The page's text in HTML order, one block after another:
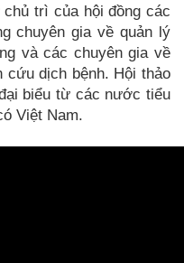
trì của hội đồng các
chuyên gia về quản lý
và các chuyên gia về
cứu dịch bệnh. Hội thảo
biểu từ các nước tiểu
Việt Nam.